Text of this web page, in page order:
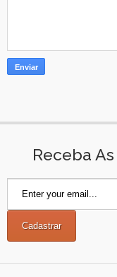
Receba